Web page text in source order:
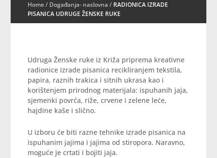
Home/ Događanja- naslovna / RADIONICA IZRADE
PISANICA UDRUGE ŽENSKE RUKE
Udruga Ženske ruke iz Križa priprema kreativne
radionice izrade pisanica recikliranjem tekstila,
papira, raznih trakica i sitnih ukrasa kao i
korištenjem prirodnog materijala: ispuhanih jaja,
sjemenki povrća, riže, crvene i zelene leće,
hajdine kaše i slično.
U izboru će biti razne tehnike izrade pisanica na
ispuhanim jajima i jajima od stiropora. Naravno,
moguće je crtati i bojiti jaja.